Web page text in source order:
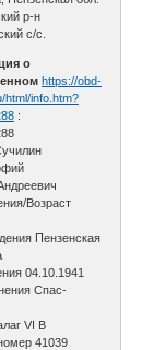
р-н
с/с.
о
https://obd-
html/info.htm?
:
Возраст
Пензенская
04.10.1941
Спас-
VI B
41039